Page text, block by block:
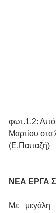
φωτ.1,2: Από
Μαρτίου
(Ε.Παπαζή)
ΝΕΑ ΕΡΓΑ
Με μεγάλη